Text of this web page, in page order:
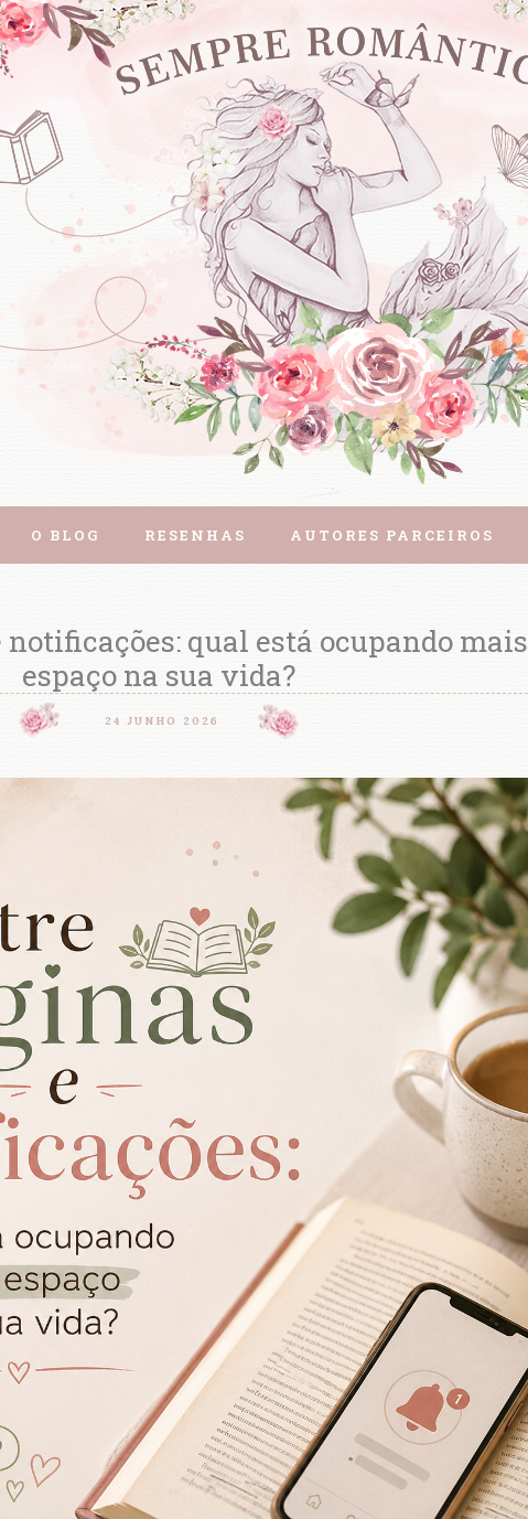
O BLOG RESENHAS AUTORES PARCEIROS
qual está ocupando mais
espaço na sua vida?
24 JUNHO 2026